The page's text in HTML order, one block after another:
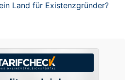
Land für Existenzgründer?